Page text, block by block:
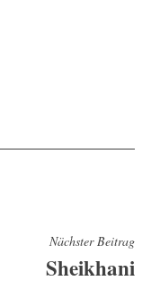
Nächster Beitrag
Sheikhani